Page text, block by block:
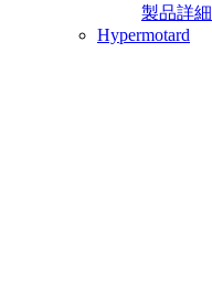
製品詳細
Hypermotard